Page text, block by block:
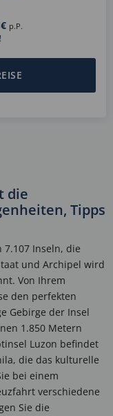
p.P.
die
Tipps
7.107 Inseln, die
und Archipel wird
Von Ihrem
den perfekten
Gebirge der Insel
1.850 Metern
Luzon befindet
die das kulturelle
bei einem
verschiedene
Sie die